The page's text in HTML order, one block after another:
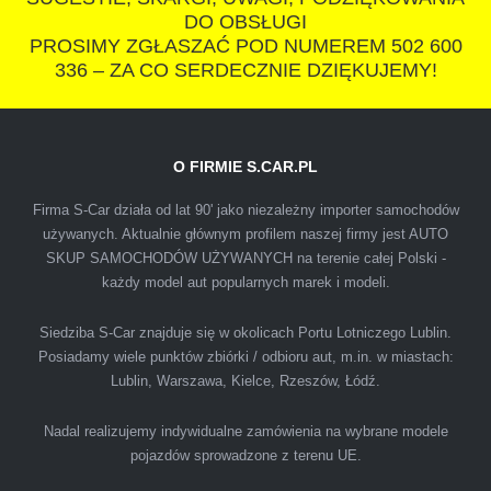
IZA
Polecam firmę s-car ze Świdnika. Dawno nie
podejściem. Szybko, sprawnie, w miłej
atmosferze. Nie wiedziałem, że sprzedaż
samochodu może być załatwiona tak
warunkach finansowych.
DO OBSŁUGI
PROSIMY ZGŁASZAĆ POD NUMEREM 502 600
336 – ZA CO SERDECZNIE DZIĘKUJEMY!
O FIRMIE S.CAR.PL
Firma S-Car działa od lat 90' jako niezależny importer samochodów
używanych. Aktualnie głównym profilem naszej firmy jest AUTO
SKUP SAMOCHODÓW UŻYWANYCH na terenie całej Polski -
każdy model aut popularnych marek i modeli.
Siedziba S-Car znajduje się w okolicach Portu Lotniczego Lublin.
Posiadamy wiele punktów zbiórki / odbioru aut, m.in. w miastach:
Lublin, Warszawa, Kielce, Rzeszów, Łódź.
Nadal realizujemy indywidualne zamówienia na wybrane modele
pojazdów sprowadzone z terenu UE.